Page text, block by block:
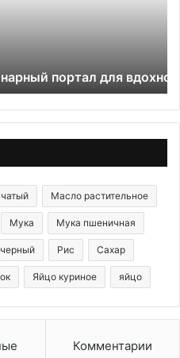
для вдохновения
Масло растительное
Мука Мука пшеничная
Рис Сахар
Яйцо куриное яйцо
Комментарии